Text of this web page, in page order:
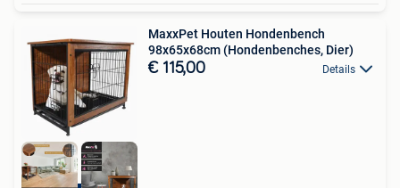
MaxxPet Houten Hondenbench
98x65x68cm (Hondenbenches, Dier)
€ 115,00 Details